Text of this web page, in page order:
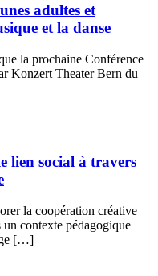
adultes et
et la danse
la prochaine Conférence
Konzert Theater Bern du
lien social à travers
la coopération créative
contexte pédagogique
[…]